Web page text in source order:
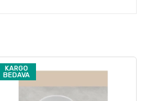
KARGO
BEDAVA